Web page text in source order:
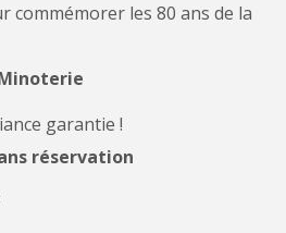
commémorer les 80 ans de la
garantie !
réservation